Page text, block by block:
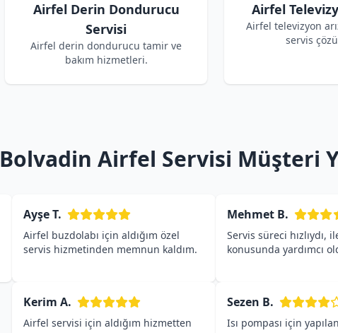
Airfel Derin Dondurucu
Servisi
Airfel derin dondurucu tamir ve
bakım hizmetleri.
Airfel
Airfel televizyon
servis
Bolvadin Airfel Servisi Müşteri
Ayşe T.
Airfel buzdolabı için aldığım özel
servis hizmetinden memnun kaldım.
Mehmet B.
Servis süreci hızlıydı,
konusunda yardımcı
Kerim A.
Airfel servisi için aldığım hizmetten
Sezen B.
Isı pompası için